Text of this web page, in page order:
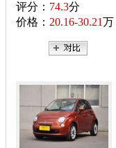
评分： 74.3分
价格： 20.16-30.21万